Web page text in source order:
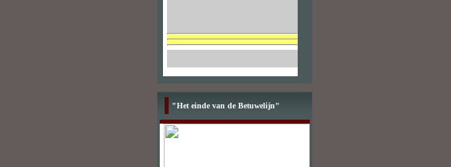
"Het einde van de Betuwelijn"